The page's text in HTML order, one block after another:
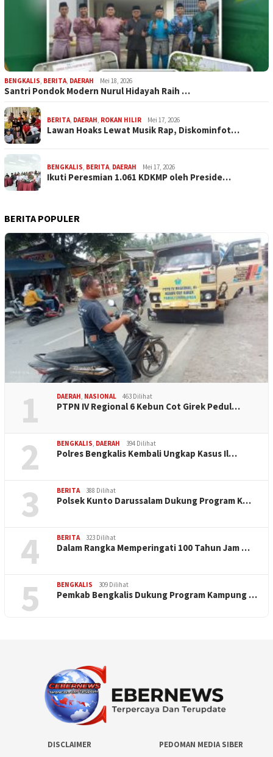
BENGKALIS, BERITA, DAERAH Mei 18, 2026
Santri Pondok Modern Nurul Hidayah Raih …
BERITA, DAERAH, ROKAN HILIR Mei 17, 2026
Lawan Hoaks Lewat Musik Rap, Diskominfot…
BENGKALIS, BERITA, DAERAH Mei 17, 2026
Ikuti Peresmian 1.061 KDKMP oleh Preside…
BERITA POPULER
1 DAERAH NASIONAL 463 Dilihat
PTPN IV Regional 6 Kebun Cot Girek Pedul…
2 BENGKALIS DAERAH 394 Dilihat
Polres Bengkalis Kembali Ungkap Kasus Il…
3 BERITA 388 Dilihat
Polsek Kunto Darussalam Dukung Program K…
4 BERITA 323 Dilihat
Dalam Rangka Memperingati 100 Tahun Jam …
5 BENGKALIS 309 Dilihat
Pemkab Bengkalis Dukung Program Kampung …
DISCLAIMER
PEDOMAN MEDIA SIBER